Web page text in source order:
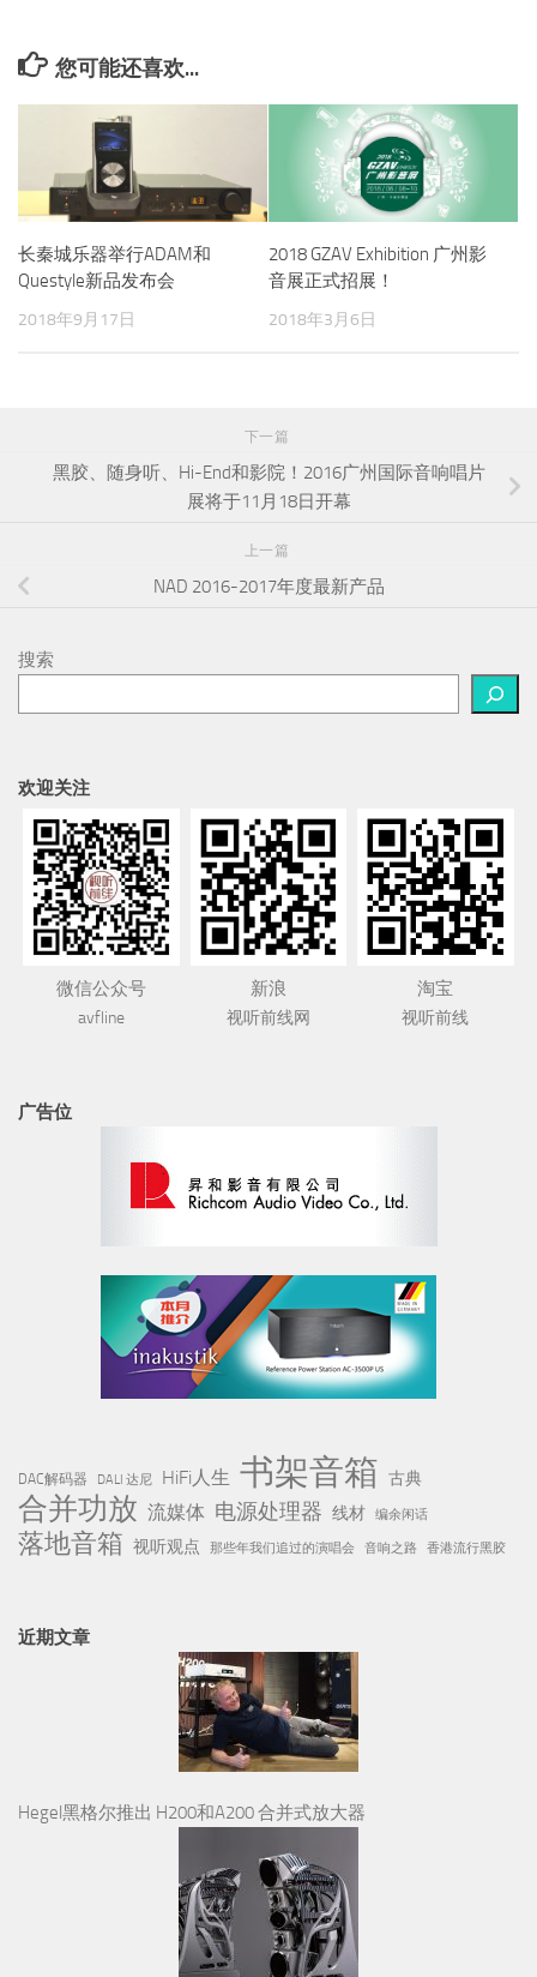
您可能还喜欢...
长秦城乐器举行ADAM和
Questyle新品发布会
2018年9月17日
2018 GZAV Exhibition 广州影
音展正式招展！
2018年3月6日
下一篇
黑胶、随身听、Hi-End和影院！2016广州国际音响唱片
展将于11月18日开幕
上一篇
NAD 2016-2017年度最新产品
搜索
欢迎关注
微信公众号
avfline
新浪
视听前线网
淘宝
视听前线
广告位
DAC解码器 DALI 达尼 HiFi人生 书架音箱 古典
合并功放 流媒体 电源处理器 线材 编余闲话
落地音箱 视听观点 那些年我们追过的演唱会 音响之路 香港流行黑胶
近期文章
Hegel黑格尔推出 H200和A200 合并式放大器